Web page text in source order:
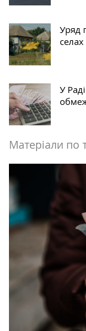
Уряд
У
Матеріали по